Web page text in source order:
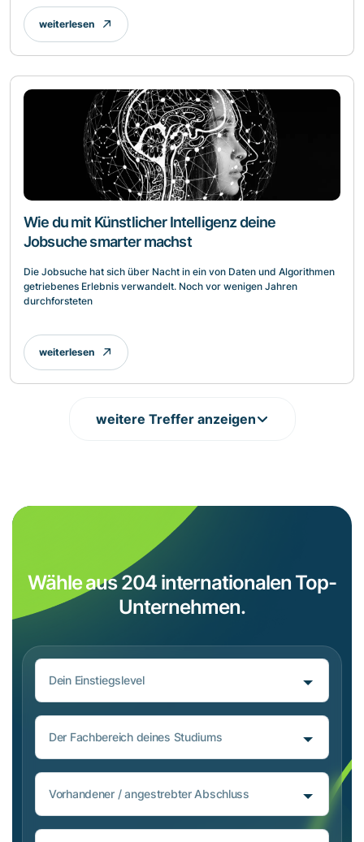
weiterlesen
Wie du mit Künstlicher Intelligenz deine
Jobsuche smarter machst
Die Jobsuche hat sich über Nacht in ein von Daten und Algorithmen
getriebenes Erlebnis verwandelt. Noch vor wenigen Jahren
durchforsteten
weiterlesen
weitere Treffer anzeigen
Wähle aus 204 internationalen Top-
Unternehmen.
Dein Einstiegslevel
Der Fachbereich deines Studiums
Vorhandener / angestrebter Abschluss